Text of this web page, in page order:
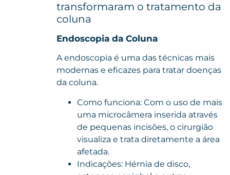
transformaram o tratamento da
coluna
Endoscopia da Coluna
A endoscopia é uma das técnicas mais
modernas e eficazes para tratar doenças
da coluna.
Como funciona: Com o uso de mais
uma microcâmera inserida através
de pequenas incisões, o cirurgião
visualiza e trata diretamente a área
afetada.
Indicações: Hérnia de disco,